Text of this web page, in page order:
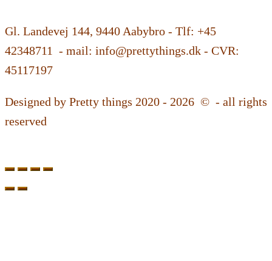
Gl. Landevej 144, 9440 Aabybro - Tlf: +45
42348711 - mail: info@prettythings.dk - CVR:
45117197
Designed by Pretty things 2020 - 2026 © - all rights
reserved